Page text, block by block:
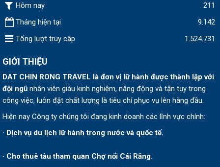
Hôm nay
211
Tháng hiện tại
9.142
Tổng lượt truy cập
1.524.731
GIỚI THIỆU
DAT CHIN RONG TRAVEL là đơn vị lữ hành được thành lập với
đội ngũ nhân viên giàu kinh nghiệm, năng động và tận tụy trong
công việc, luôn đặt chất lượng là tiêu chí phục vụ lên hàng đầu.
Hiện nay Công ty chúng tôi đang kinh doanh các lĩnh vực chính:
· Dịch vụ du lịch lữ hành trong nước và quốc tế.
· Cho thuê tàu tham quan Chợ nổi Cái Răng.